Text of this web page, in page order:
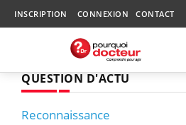
INSCRIPTION CONNEXION CONTACT
QUESTION D'ACTU
Reconnaissance